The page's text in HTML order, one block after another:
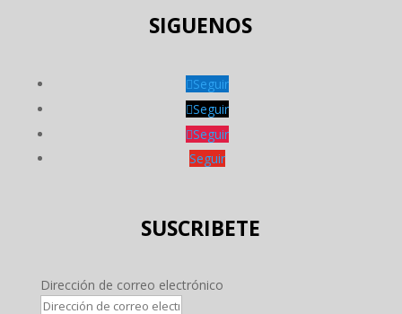
SIGUENOS
Seguir
Seguir
Seguir
Seguir
SUSCRIBETE
Dirección de correo electrónico